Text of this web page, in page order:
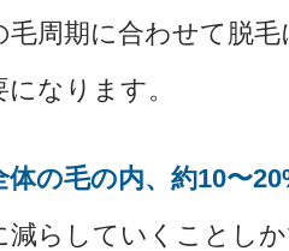
毛周期に合わせて脱
なります。
体の毛の内、約10〜
減らしていくことし